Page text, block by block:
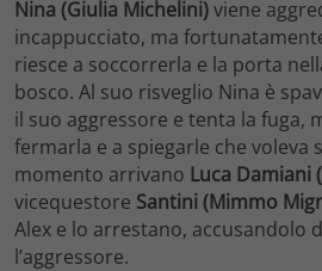
Nina (Giulia Michelini)viene
incappucciato, ma
riesce a soccorrerla e la porta
bosco. Al suo risveglio Nina è
il suo aggressore e tenta la fuga,
fermarla e a spiegarle che voleva
momento arrivano Luca Damiani
vicequestore Santini (Mimmo
Alex e lo arrestano, accusandolo
l’aggressore.